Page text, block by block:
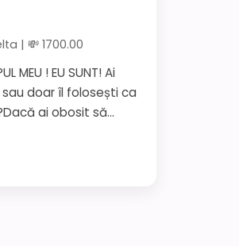
| 💸 1700.00
MEU ! EU SUNT! Ai
doar îl folosești ca
ai obosit să...